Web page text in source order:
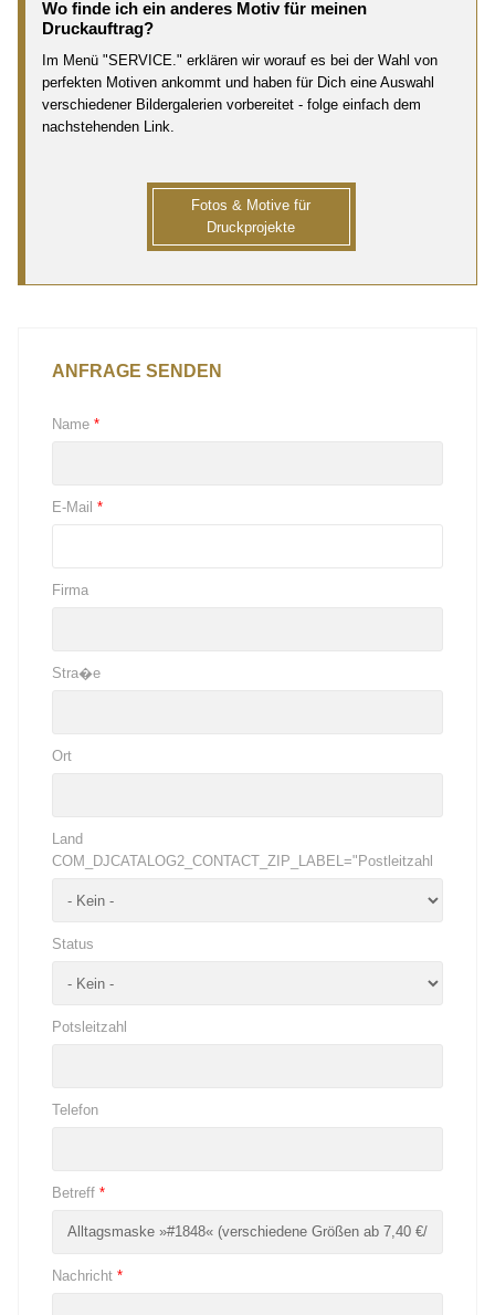
Wo finde ich ein anderes Motiv für meinen
Druckauftrag?
Im Menü "SERVICE." erklären wir worauf es bei der Wahl von
perfekten Motiven ankommt und haben für Dich eine Auswahl
verschiedener Bildergalerien vorbereitet - folge einfach dem
nachstehenden Link.
Fotos & Motive für
Druckprojekte
ANFRAGE SENDEN
Name *
E-Mail *
Firma
Stra�e
Ort
Land
COM_DJCATALOG2_CONTACT_ZIP_LABEL="Postleitzahl
Status
Potsleitzahl
Telefon
Betreff *
Nachricht *